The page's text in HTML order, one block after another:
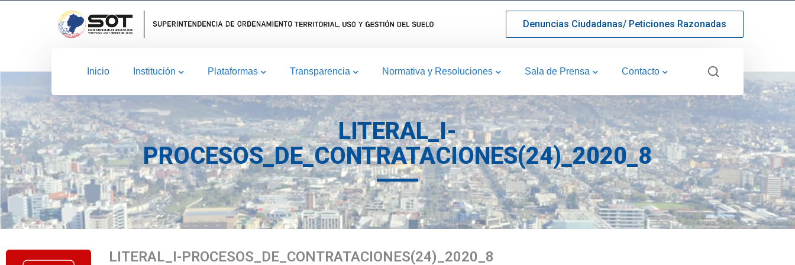
Denuncias Ciudadanas/ Peticiones Razonadas
Inicio Institución Plataformas Transparencia Normativa y Resoluciones Sala de Prensa Contacto
LITERAL_I-
PROCESOS_DE_CONTRATACIONES(24)_2020_8
LITERAL_I-PROCESOS_DE_CONTRATACIONES(24)_2020_8